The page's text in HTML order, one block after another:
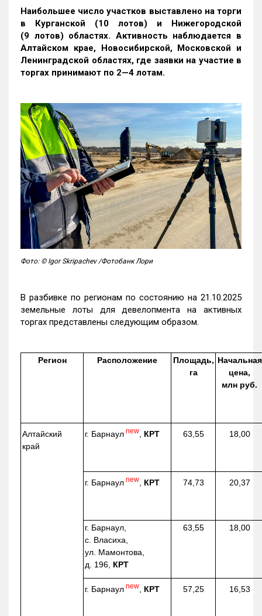
Наибольшее число участков выставлено на торги
в Курганской (10 лотов) и Нижегородской
(9 лотов) областях. Активность наблюдается в
Алтайском крае, Новосибирской, Московской и
Ленинградской областях, где заявки на участие в
торгах принимают по 2—4 лотам.
Фото: © Igor Skripachev /Фотобанк Лори
В разбивке по регионам по состоянию на 21.10.2025
земельные лоты для девелопмента на активных
торгах представлены следующим образом.
Регион Расположение
Площадь,
га
Начальная
цена,
млн руб.
Алтайский
край
г. Барнаул new КРТ 63,55 18,00
г. Барнаул new КРТ 74,73 20,37
г. Барнаул,
с. Власиха,
ул. Мамонтова,
д. 196, КРТ
63,55 18,00
г. Барнаул new КРТ 57,25 16,53